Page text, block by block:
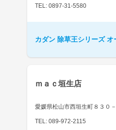
TEL: 0897-31-5580
カダン 除草王シリーズ
ｍａｃ垣生店
愛媛県松山市西垣生町８３０－
TEL: 089-972-2115